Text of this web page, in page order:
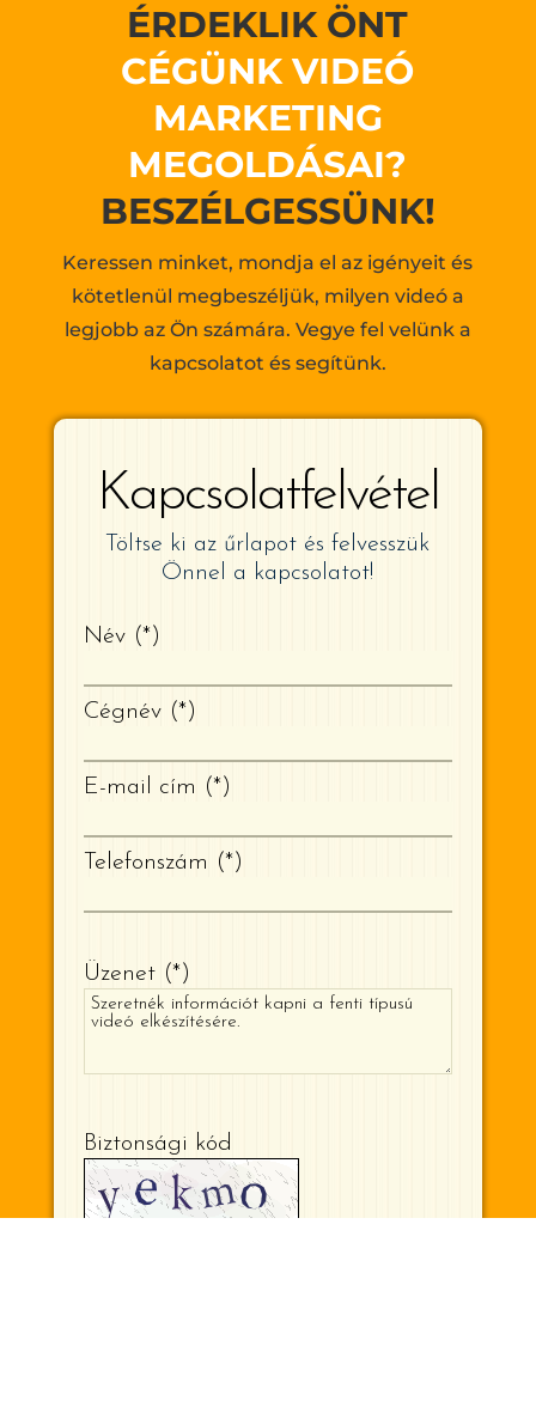
ÉRDEKLIK ÖNT
CÉGÜNK VIDEÓ
MARKETING
MEGOLDÁSAI?
BESZÉLGESSÜNK!
Keressen minket, mondja el az igényeit és
kötetlenül megbeszéljük, milyen videó a
legjobb az Ön számára. Vegye fel velünk a
kapcsolatot és segítünk.
Kapcsolatfelvétel
Töltse ki az űrlapot és felvesszük
Önnel a kapcsolatot!
Név *
Cégnév *
E-mail cím *
Telefonszám *
Üzenet *
Biztonsági kód